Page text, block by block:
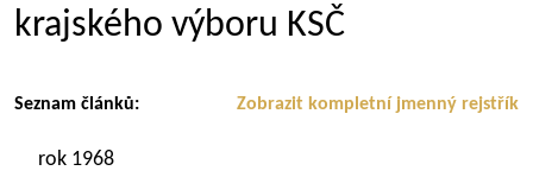
krajského výboru KSČ
Zobrazit kompletní jmenný rejstřík
Seznam článků:
rok 1968